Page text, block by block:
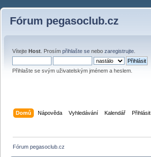
Fórum pegasoclub.cz
Vítejte Host . Prosím přihlašte se nebo zaregistrujte
Přihlašte se svým uživatelským jménem a heslem.
Domů Nápověda Vyhledávání Kalendář Přihlásit
Fórum pegasoclub.cz